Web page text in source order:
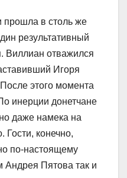
прошла в столь же
результативный
Виллиан отважился
Игоря
этого момента
инерции донетчане
даже намека на
Гости, конечно,
по-настоящему
Андрея Пятова так и